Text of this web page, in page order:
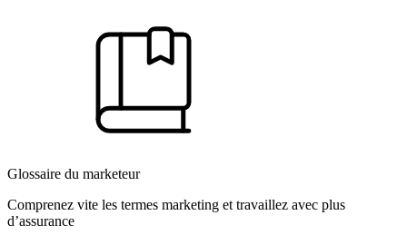
Glossaire du marketeur
Comprenez vite les termes marketing et travaillez avec plus
d’assurance